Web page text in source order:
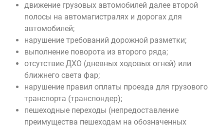
движение грузовых автомобилей далее второй
полосы на автомагистралях и дорогах для
автомобилей;
нарушение требований дорожной разметки;
выполнение поворота из второго ряда;
отсутствие ДХО (дневных ходовых огней) или
ближнего света фар;
нарушение правил оплаты проезда для грузового
транспорта (транспондер);
пешеходные переходы (непредоставление
преимущества пешеходам на обозначенных